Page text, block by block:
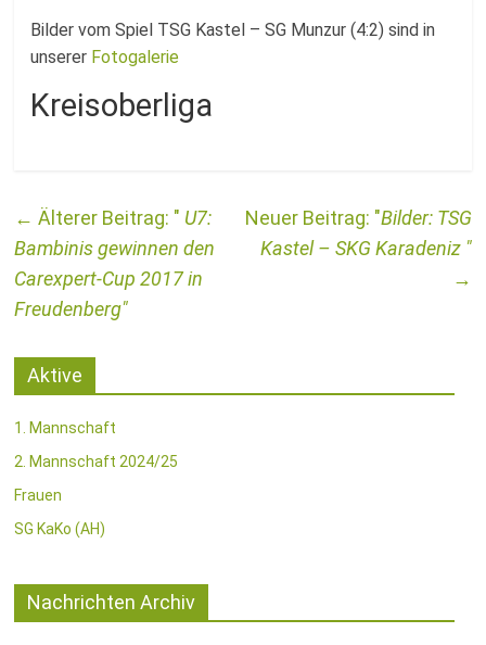
Bilder vom Spiel TSG Kastel – SG Munzur (4:2) sind in
unserer Fotogalerie
Kreisoberliga
←
U7:
Bambinis gewinnen den
Carexpert-Cup 2017 in
Freudenberg
Bilder: TSG
Kastel – SKG Karadeniz
→
Aktive
1. Mannschaft
2. Mannschaft 2024/25
Frauen
SG KaKo (AH)
Nachrichten Archiv